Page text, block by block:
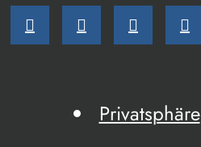
Privatsphäre